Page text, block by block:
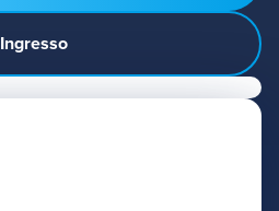
Ingresso